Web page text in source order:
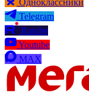
Одноклассники
Telegram
Rutube
Youtube
MAX